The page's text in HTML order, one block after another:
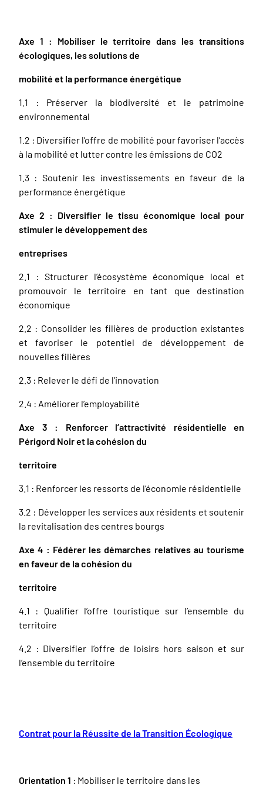
Axe 1 : Mobiliser le territoire dans les transitions
écologiques, les solutions de
mobilité et la performance énergétique
1.1 : Préserver la biodiversité et le patrimoine
environnemental
1.2 : Diversifier l’offre de mobilité pour favoriser l’accès
à la mobilité et lutter contre les émissions de CO2
1.3 : Soutenir les investissements en faveur de la
performance énergétique
Axe 2 : Diversifier le tissu économique local pour
stimuler le développement des
entreprises
2.1 : Structurer l’écosystème économique local et
promouvoir le territoire en tant que destination
économique
2.2 : Consolider les filières de production existantes
et favoriser le potentiel de développement de
nouvelles filières
2.3 : Relever le défi de l’innovation
2.4 : Améliorer l’employabilité
Axe 3 : Renforcer l’attractivité résidentielle en
Périgord Noir et la cohésion du
territoire
3.1 : Renforcer les ressorts de l’économie résidentielle
3.2 : Développer les services aux résidents et soutenir
la revitalisation des centres bourgs
Axe 4 : Fédérer les démarches relatives au tourisme
en faveur de la cohésion du
territoire
4.1 : Qualifier l’offre touristique sur l’ensemble du
territoire
4.2 : Diversifier l’offre de loisirs hors saison et sur
l’ensemble du territoire
Contrat pour la Réussite de la Transition Écologique
Orientation 1 : Mobiliser le territoire dans les